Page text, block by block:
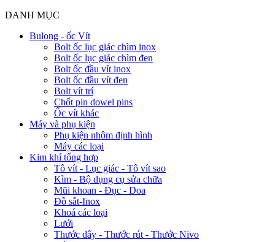
DANH MỤC
Bulong - ốc Vít
Bolt ốc lục giác chìm inox
Bolt ốc lục giác chìm đen
Bolt ốc đầu vít inox
Bolt ốc đầu vít đen
Bolt vít trí
Chốt pin dowel pins
Ốc vít khác
Máy và phụ kiện
Phụ kiện nhôm định hình
Máy các loại
Kim khí tổng hợp
Tô vít - Lục giác - Tô vít sao
Kìm - Bộ dụng cụ sửa chữa
Mũi khoan - Đục - Doa
Đồ sắt-Inox
Khoá các loại
Lưới
Thước dây - Thước rút - Thước Nivo